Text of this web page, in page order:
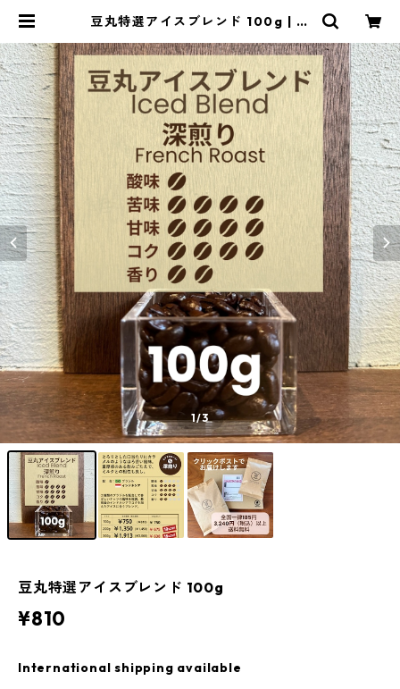
豆丸特選アイスブレンド 100g | 豆
1/3
豆丸特選アイスブレンド 100g
¥810
International shipping available